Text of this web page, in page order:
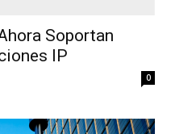
Soportan
IP
0